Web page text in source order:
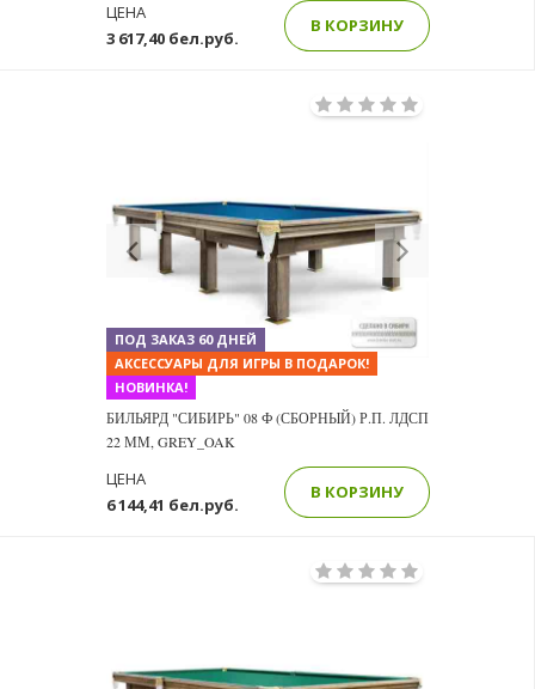
3 617,40 бел.руб.
ЦЕНА
В КОРЗИНУ
Previous Next
ПОД ЗАКАЗ 60 ДНЕЙ
АКСЕССУАРЫ ДЛЯ ИГРЫ В ПОДАРОК!
НОВИНКА!
БИЛЬЯРД "СИБИРЬ" 08 Ф (СБОРНЫЙ) Р.П. ЛДСП
22 ММ, GREY_OAK
6 144,41 бел.руб.
ЦЕНА
В КОРЗИНУ